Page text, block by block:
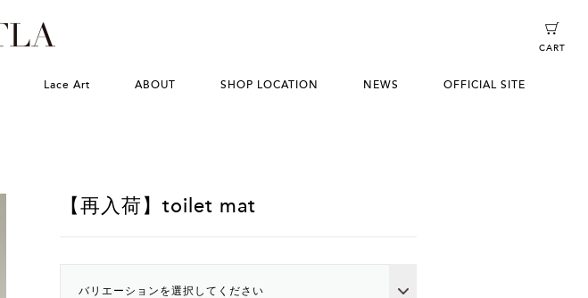
Lace Art ABOUT SHOP LOCATION NEWS OFFICIAL SITE
CART
【再入荷】toilet mat
バリエーションを選択してください